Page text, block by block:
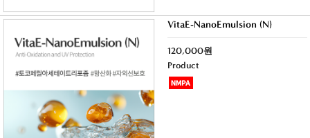
VitaE-NanoEmulsion (N)
120,000원
Product